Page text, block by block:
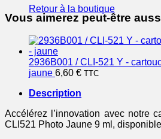
Retour à la boutique
Vous aimerez peut-être
2936B001 / CLI-521 Y -
jaune 6,60 € TTC
Description
Accélérez l’innovation avec notre
CLI521 Photo Jaune 9 ml,